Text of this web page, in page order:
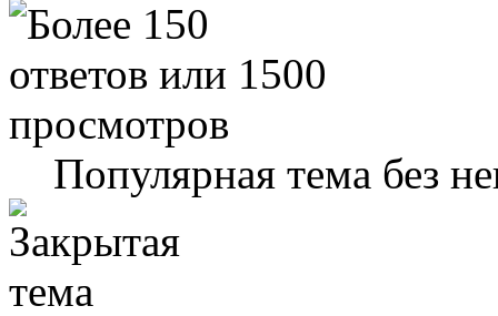
Популярная тема без